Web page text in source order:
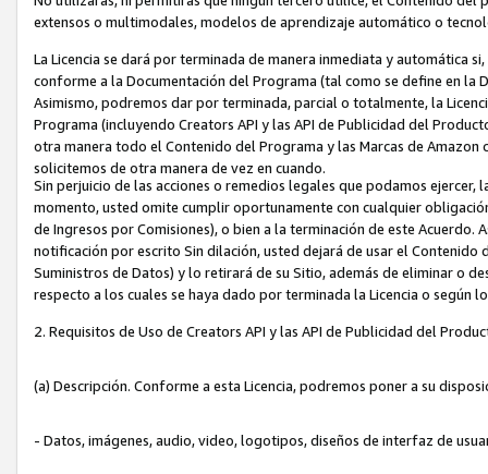
extensos o multimodales, modelos de aprendizaje automático o
La Licencia se dará por terminada de manera inmediata y automática
conforme a la Documentación del Programa (tal como se define en la
Asimismo, podremos dar por terminada, parcial o totalmente, la
Programa (incluyendo Creators API y las API de Publicidad del
otra manera todo el Contenido del Programa y las Marcas de
solicitemos de otra manera de vez en cuando.
Sin perjuicio de las acciones o remedios legales que podamos
momento, usted omite cumplir oportunamente con cualquier
de Ingresos por Comisiones), o bien a la terminación de este
notificación por escrito Sin dilación, usted dejará de usar el
Suministros de Datos) y lo retirará de su Sitio, además de eliminar o
respecto a los cuales se haya dado por terminada la Licencia o según
2. Requisitos de Uso de Creators API y las API de Publicidad del
(a) Descripción. Conforme a esta Licencia, podremos poner a su
- Datos, imágenes, audio, video, logotipos, diseños de interfaz de